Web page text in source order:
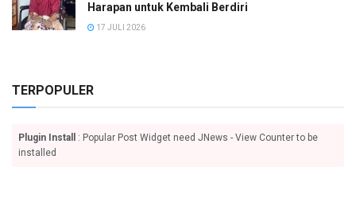
Harapan untuk Kembali Berdiri
17 JULI 2026
TERPOPULER
Plugin Install
: Popular Post Widget need JNews - View Counter to be
installed